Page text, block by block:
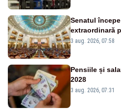
Senatul
extraordinară
jaloane din
3 aug. 2026, 07:58
Pensiile și
2028
3 aug. 2026, 07:31